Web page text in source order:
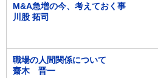
M&A急増の今、考えておく事
川股 拓司
職場の人間関係について
齋木 晋一